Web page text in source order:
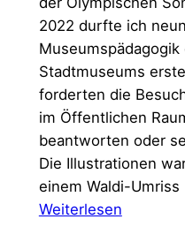
2022 durfte ich
Stadtmuseums
forderten die
im Öffentlichen
beantworten oder
Die Illustrationen
einem Waldi-
Weiterlesen: